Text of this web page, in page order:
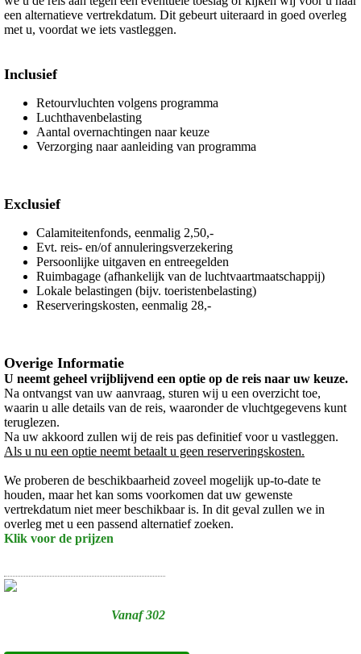
een alternatieve vertrekdatum. Dit gebeurt uiteraard in goed overleg
met u, voordat we iets vastleggen.
Inclusief
Retourvluchten volgens programma
Luchthavenbelasting
Aantal overnachtingen naar keuze
Verzorging naar aanleiding van programma
Exclusief
Calamiteitenfonds, eenmalig 2,50,-
Evt. reis- en/of annuleringsverzekering
Persoonlijke uitgaven en entreegelden
Ruimbagage (afhankelijk van de luchtvaartmaatschappij)
Lokale belastingen (bijv. toeristenbelasting)
Reserveringskosten, eenmalig 28,-
Overige Informatie
U neemt geheel vrijblijvend een optie op de reis naar uw keuze.
Na ontvangst van uw aanvraag, sturen wij u een overzicht toe,
waarin u alle details van de reis, waaronder de vluchtgegevens kunt
teruglezen.
Na uw akkoord zullen wij de reis pas definitief voor u vastleggen.
Als u nu een optie neemt betaalt u geen reserveringskosten.
We proberen de beschikbaarheid zoveel mogelijk up-to-date te
houden, maar het kan soms voorkomen dat uw gewenste
vertrekdatum niet meer beschikbaar is. In dit geval zullen we in
overleg met u een passend alternatief zoeken.
Klik voor de prijzen
Vanaf 302